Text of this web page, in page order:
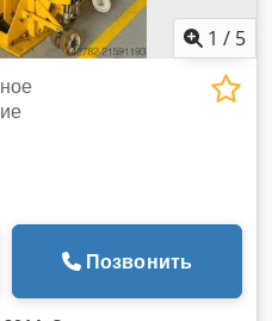
1 / 5
Позвонить